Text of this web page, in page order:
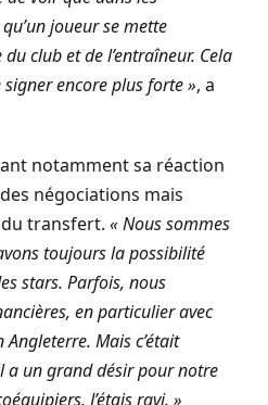
joueur se mette
club et de l’entraîneur. Cela
encore plus forte », a
notamment sa réaction
négociations mais
transfert. « Nous sommes
toujours la possibilité
stars. Parfois, nous
en particulier avec
Mais c’était
a un grand désir pour notre
J’étais ravi. »